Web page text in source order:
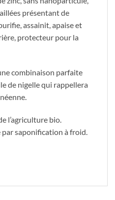
présentant de
assainit, apaise et
protecteur pour la
combinaison parfaite
de nigelle qui rappellera
l’agriculture bio.
par saponification à froid.